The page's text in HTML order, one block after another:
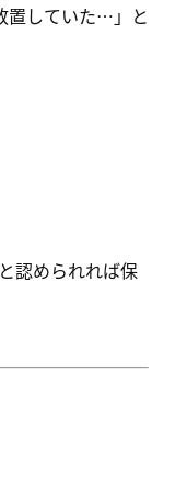
置していた…」と
認められれば保